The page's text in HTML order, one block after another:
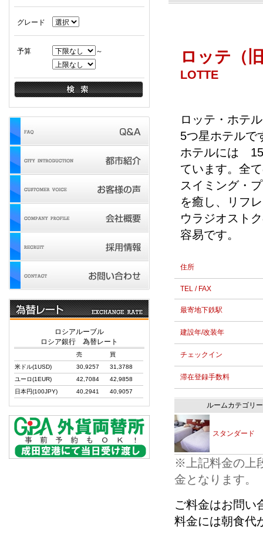
ロッテ（
LOTTE
ロッテ・ホテ
5つ星ホテルで
ホテルには
ています。全
スイミング・
を癒し、リフ
ウラジオスト
容易です。
住所
TEL / FAX
最寄地下鉄駅
建設年/改装年
チェックイン
滞在登録手数料
ルームカテゴリー
スタンダード
※上記料金の上
金となります。
ご料金はお問い
料金には朝食代
グレード
予算 ～
ロシアルーブル
ロシア銀行 為替レート
売
買
米ドル(1USD)
30,9257
31,3788
ユーロ(1EUR)
42,7084
42,9858
日本円(100JPY)
40,2941 40,9057